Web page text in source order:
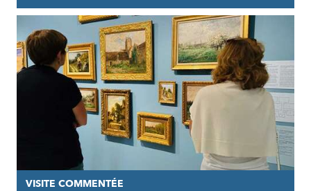
VISITE COMMENTÉE